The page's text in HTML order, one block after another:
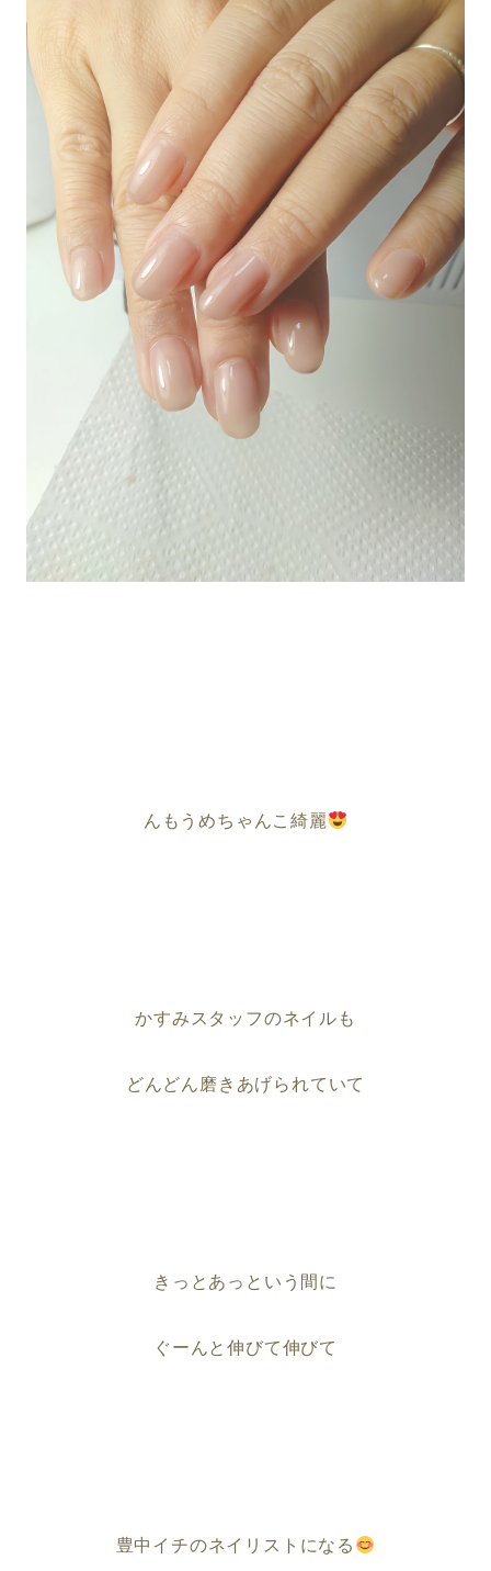
んもうめちゃんこ綺麗
かすみスタッフのネイルも
どんどん磨きあげられていて
きっとあっという間に
ぐーんと伸びて伸びて
豊中イチのネイリストになる